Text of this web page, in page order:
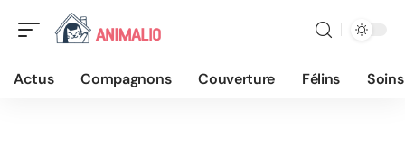
Actus Compagnons Couverture Félins Soins